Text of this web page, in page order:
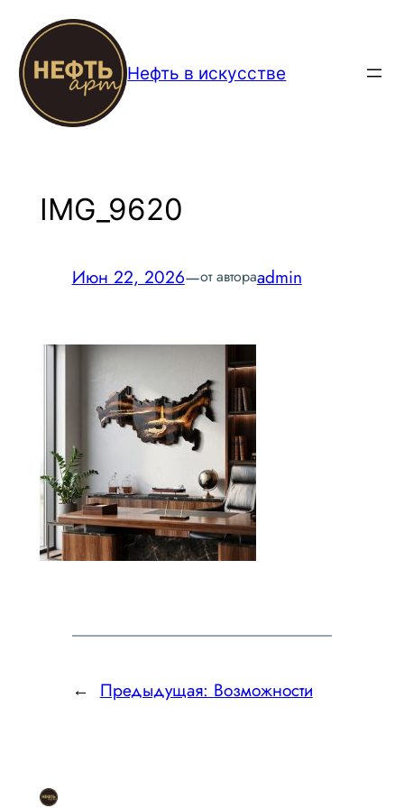
Перейти
содержимому
Нефть в искусстве
IMG_9620
Июн 22, 2026—от автораadmin
← Предыдущая: Возможности